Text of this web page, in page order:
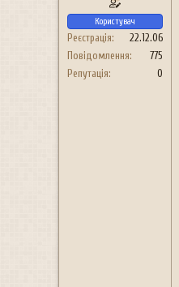
Користувач
Реєстрація
22.12.06
Повідомлення
775
Репутація
0